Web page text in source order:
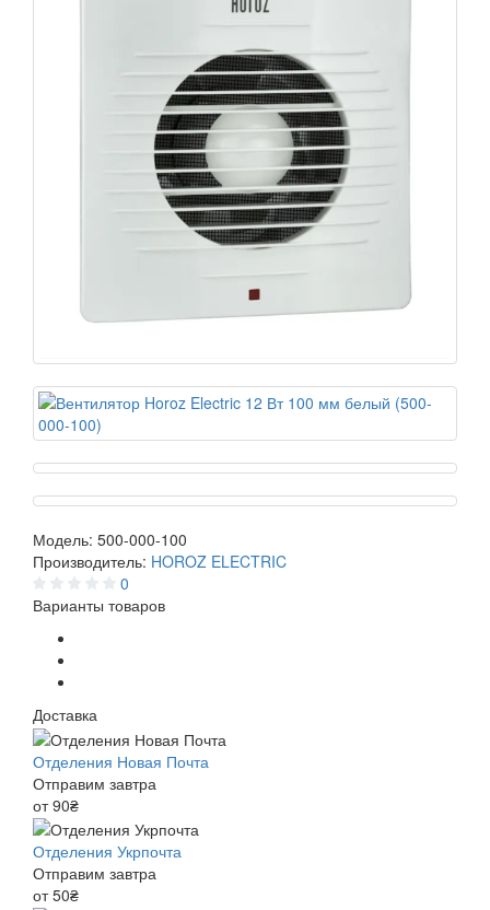
Модель: 500-000-100
Производитель: HOROZ ELECTRIC
0
Варианты товаров
Доставка
Отделения Новая Почта
Отправим завтра
от 90₴
Отделения Укрпочта
Отправим завтра
от 50₴